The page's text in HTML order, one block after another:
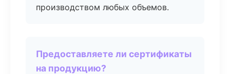
производством любых объемов.
Предоставляете ли сертификаты
на продукцию?